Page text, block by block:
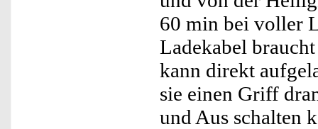
60 min bei voller
Ladekabel
kann direkt
sie einen Griff
und Aus schalten